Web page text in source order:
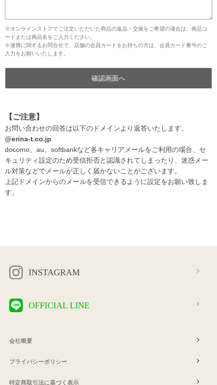
※オンラインストアでご注文いただいた商品の返品・交換をご希望の場合は、商品コ
ードまたは商品名をご入力ください。
※連携に関するお問合せで、店舗の会員カードをお持ちの方は、会員カード番号のご
入力をお願いいたします。
【ご注意】
お問い合わせの回答は以下のドメインより返答いたします。
@erina-t.co.jp
docomo、au、softbankなど各キャリアメールをご利用の場合、セ
キュリティ設定のため受信拒否と認識されてしまったり、迷惑メー
ル対策などでメールが正しく届かないことがございます。
上記ドメインからのメールを受信できるように設定をお願い致しま
す。
INSTAGRAM
OFFICIAL LINE
会社概要
プライバシーポリシー
特定商取引法に基づく表示